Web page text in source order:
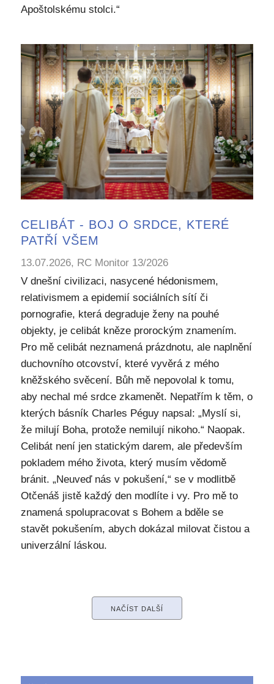
Apoštolskému stolci.“
CELIBÁT - BOJ O SRDCE, KTERÉ
PATŘÍ VŠEM
13.07.2026, RC Monitor 13/2026
V dnešní civilizaci, nasycené hédonismem,
relativismem a epidemií sociálních sítí či
pornografie, která degraduje ženy na pouhé
objekty, je celibát kněze prorockým znamením.
Pro mě celibát neznamená prázdnotu, ale naplnění
duchovního otcovství, které vyvěrá z mého
kněžského svěcení. Bůh mě nepovolal k tomu,
aby nechal mé srdce zkamenět. Nepatřím k těm, o
kterých básník Charles Péguy napsal: „Myslí si,
že milují Boha, protože nemilují nikoho.“ Naopak.
Celibát není jen statickým darem, ale především
pokladem mého života, který musím vědomě
bránit. „Neuveď nás v pokušení,“ se v modlitbě
Otčenáš jistě každý den modlíte i vy. Pro mě to
znamená spolupracovat s Bohem a bděle se
stavět pokušením, abych dokázal milovat čistou a
univerzální láskou.
NAČÍST DALŠÍ